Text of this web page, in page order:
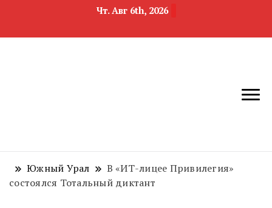
Чт. Авг 6th, 2026
область
недвижимости
Южный Урал
В «ИТ-лицее Привилегия»
состоялся Тотальный диктант